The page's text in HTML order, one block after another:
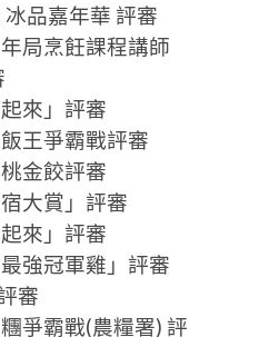
品嘉年華 評審
局烹飪課程講師
來」評審
王爭霸戰評審
金餃評審
大賞」評審
來」評審
強冠軍雞」評審
審
爭霸戰(農糧署) 評